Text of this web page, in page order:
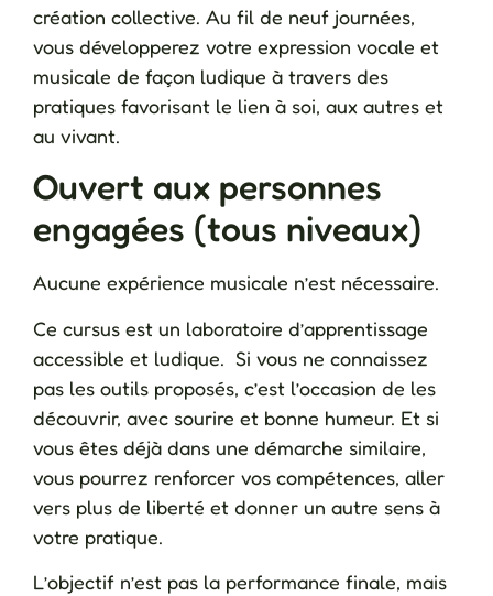
création collective. Au fil de neuf journées,
vous développerez votre expression vocale et
musicale de façon ludique à travers des
pratiques favorisant le lien à soi, aux autres et
au vivant.
Ouvert aux personnes
engagées (tous niveaux)
Aucune expérience musicale n’est nécessaire.
Ce cursus est un laboratoire d’apprentissage
accessible et ludique. Si vous ne connaissez
pas les outils proposés, c’est l’occasion de les
découvrir, avec sourire et bonne humeur. Et si
vous êtes déjà dans une démarche similaire,
vous pourrez renforcer vos compétences, aller
vers plus de liberté et donner un autre sens à
votre pratique.
L’objectif n’est pas la performance finale, mais